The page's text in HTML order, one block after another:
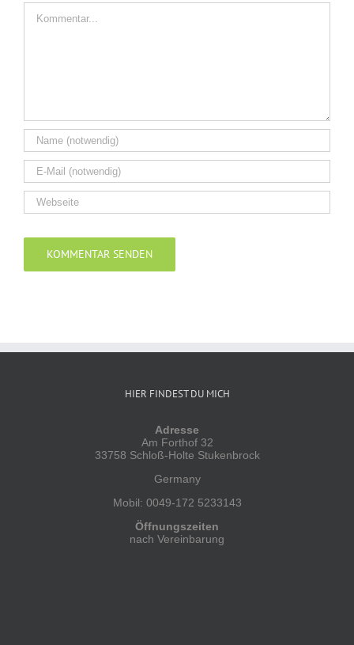
Kommentar
HIER FINDEST DU MICH
Adresse
Am Forthof 32
33758 Schloß-Holte Stukenbrock
Germany
Mobil: 0049-172 5233143
Öffnungszeiten
nach Vereinbarung